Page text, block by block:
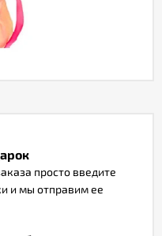
просто введите
и мы отправим ее